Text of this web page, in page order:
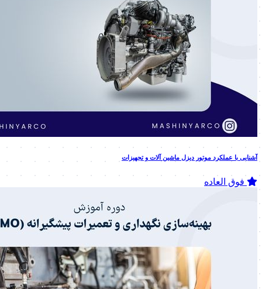
آشنایی با عملکرد موتور دیزل ماشین آلات و تجهیزات
فوق العاده